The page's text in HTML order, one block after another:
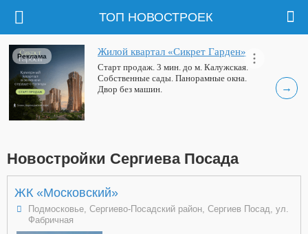
ТОП НОВОСТРОЕК
→
Жилой квартал «Сикрет Гарден»
Старт продаж. 3 мин. до м. Калужская.
Собственные сады. Панорамные окна.
Двор без машин.
Реклама
Новостройки Сергиева Посада
ЖК «Московский»
Подмосковье, Сергиево-Посадский район, Сергиев Посад, ул.
Фабричная